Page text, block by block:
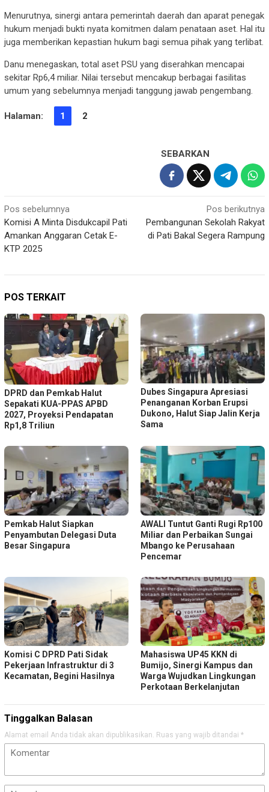
Menurutnya, sinergi antara pemerintah daerah dan aparat penegak
hukum menjadi bukti nyata komitmen dalam penataan aset. Hal itu
juga memberikan kepastian hukum bagi semua pihak yang terlibat.
Danu menegaskan, total aset PSU yang diserahkan mencapai
sekitar Rp6,4 miliar. Nilai tersebut mencakup berbagai fasilitas
umum yang sebelumnya menjadi tanggung jawab pengembang.
Halaman: 1 2
SEBARKAN
Navigasi
pos
Pos sebelumnya
Komisi A Minta Disdukcapil Pati
Amankan Anggaran Cetak E-
KTP 2025
Pos berikutnya
Pembangunan Sekolah Rakyat
di Pati Bakal Segera Rampung
POS TERKAIT
DPRD dan Pemkab Halut
Sepakati KUA-PPAS APBD
2027, Proyeksi Pendapatan
Rp1,8 Triliun
Dubes Singapura Apresiasi
Penanganan Korban Erupsi
Dukono, Halut Siap Jalin Kerja
Sama
Pemkab Halut Siapkan
Penyambutan Delegasi Duta
Besar Singapura
AWALI Tuntut Ganti Rugi Rp100
Miliar dan Perbaikan Sungai
Mbango ke Perusahaan
Pencemar
Komisi C DPRD Pati Sidak
Pekerjaan Infrastruktur di 3
Kecamatan, Begini Hasilnya
Mahasiswa UP45 KKN di
Bumijo, Sinergi Kampus dan
Warga Wujudkan Lingkungan
Perkotaan Berkelanjutan
Tinggalkan Balasan
Alamat email Anda tidak akan dipublikasikan. Ruas yang wajib ditandai *